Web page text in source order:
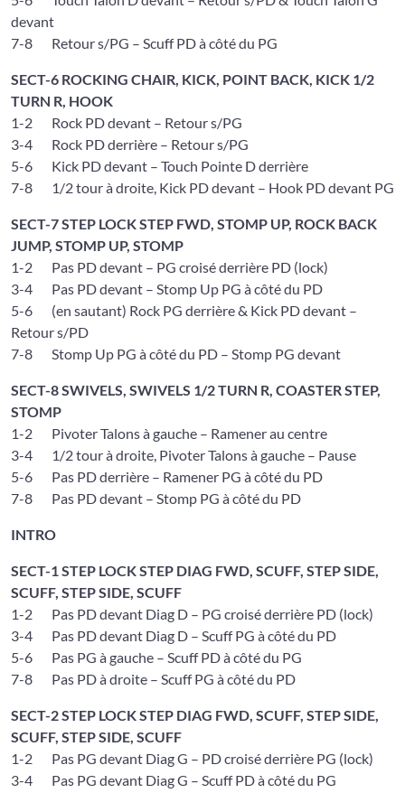
devant
7-8 Retour s/PG – Scuff PD à côté du PG
SECT-6 ROCKING CHAIR, KICK, POINT BACK, KICK 1/2
TURN R, HOOK
1-2 Rock PD devant – Retour s/PG
3-4 Rock PD derrière – Retour s/PG
5-6 Kick PD devant – Touch Pointe D derrière
7-8 1/2 tour à droite, Kick PD devant – Hook PD devant PG
SECT-7 STEP LOCK STEP FWD, STOMP UP, ROCK BACK
JUMP, STOMP UP, STOMP
1-2 Pas PD devant – PG croisé derrière PD (lock)
3-4 Pas PD devant – Stomp Up PG à côté du PD
5-6 (en sautant) Rock PG derrière & Kick PD devant –
Retour s/PD
7-8 Stomp Up PG à côté du PD – Stomp PG devant
SECT-8 SWIVELS, SWIVELS 1/2 TURN R, COASTER STEP,
STOMP
1-2 Pivoter Talons à gauche – Ramener au centre
3-4 1/2 tour à droite, Pivoter Talons à gauche – Pause
5-6 Pas PD derrière – Ramener PG à côté du PD
7-8 Pas PD devant – Stomp PG à côté du PD
INTRO
SECT-1 STEP LOCK STEP DIAG FWD, SCUFF, STEP SIDE,
SCUFF, STEP SIDE, SCUFF
1-2 Pas PD devant Diag D – PG croisé derrière PD (lock)
3-4 Pas PD devant Diag D – Scuff PG à côté du PD
5-6 Pas PG à gauche – Scuff PD à côté du PG
7-8 Pas PD à droite – Scuff PG à côté du PD
SECT-2 STEP LOCK STEP DIAG FWD, SCUFF, STEP SIDE,
SCUFF, STEP SIDE, SCUFF
1-2 Pas PG devant Diag G – PD croisé derrière PG (lock)
3-4 Pas PG devant Diag G – Scuff PD à côté du PG